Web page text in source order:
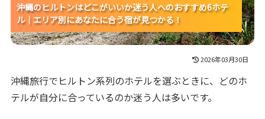
沖縄のヒルトンはどこがいいか迷う人へのおすすめ6ホテ
ル｜エリア別にあなたに合う宿が見つかる！
沖縄のヒルトンはどこがいいか迷う人へのおすすめ6ホテ
ル｜エリア別にあなたに合う宿が見つかる！
沖縄のヒルトンはどこがいいか迷う人へのおすすめ6ホテ
ル｜エリア別にあなたに合う宿が見つかる！
2026年03月30日
沖縄旅行でヒルトン系列のホテルを選ぶときに、どのホ
テルが自分に合っているのか迷う人は多いです。